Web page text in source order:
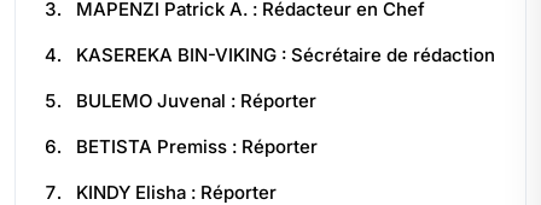
MAPENZI Patrick A. : Rédacteur en Chef
KASEREKA BIN-VIKING : Sécrétaire de rédaction
BULEMO Juvenal : Réporter
BETISTA Premiss : Réporter
KINDY Elisha : Réporter